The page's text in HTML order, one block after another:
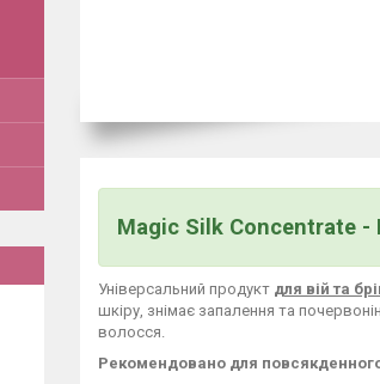
Magic Silk Concentrate -
Універсальний продукт для вій та
шкіру, знімає запалення та
волосся.
Рекомендовано для